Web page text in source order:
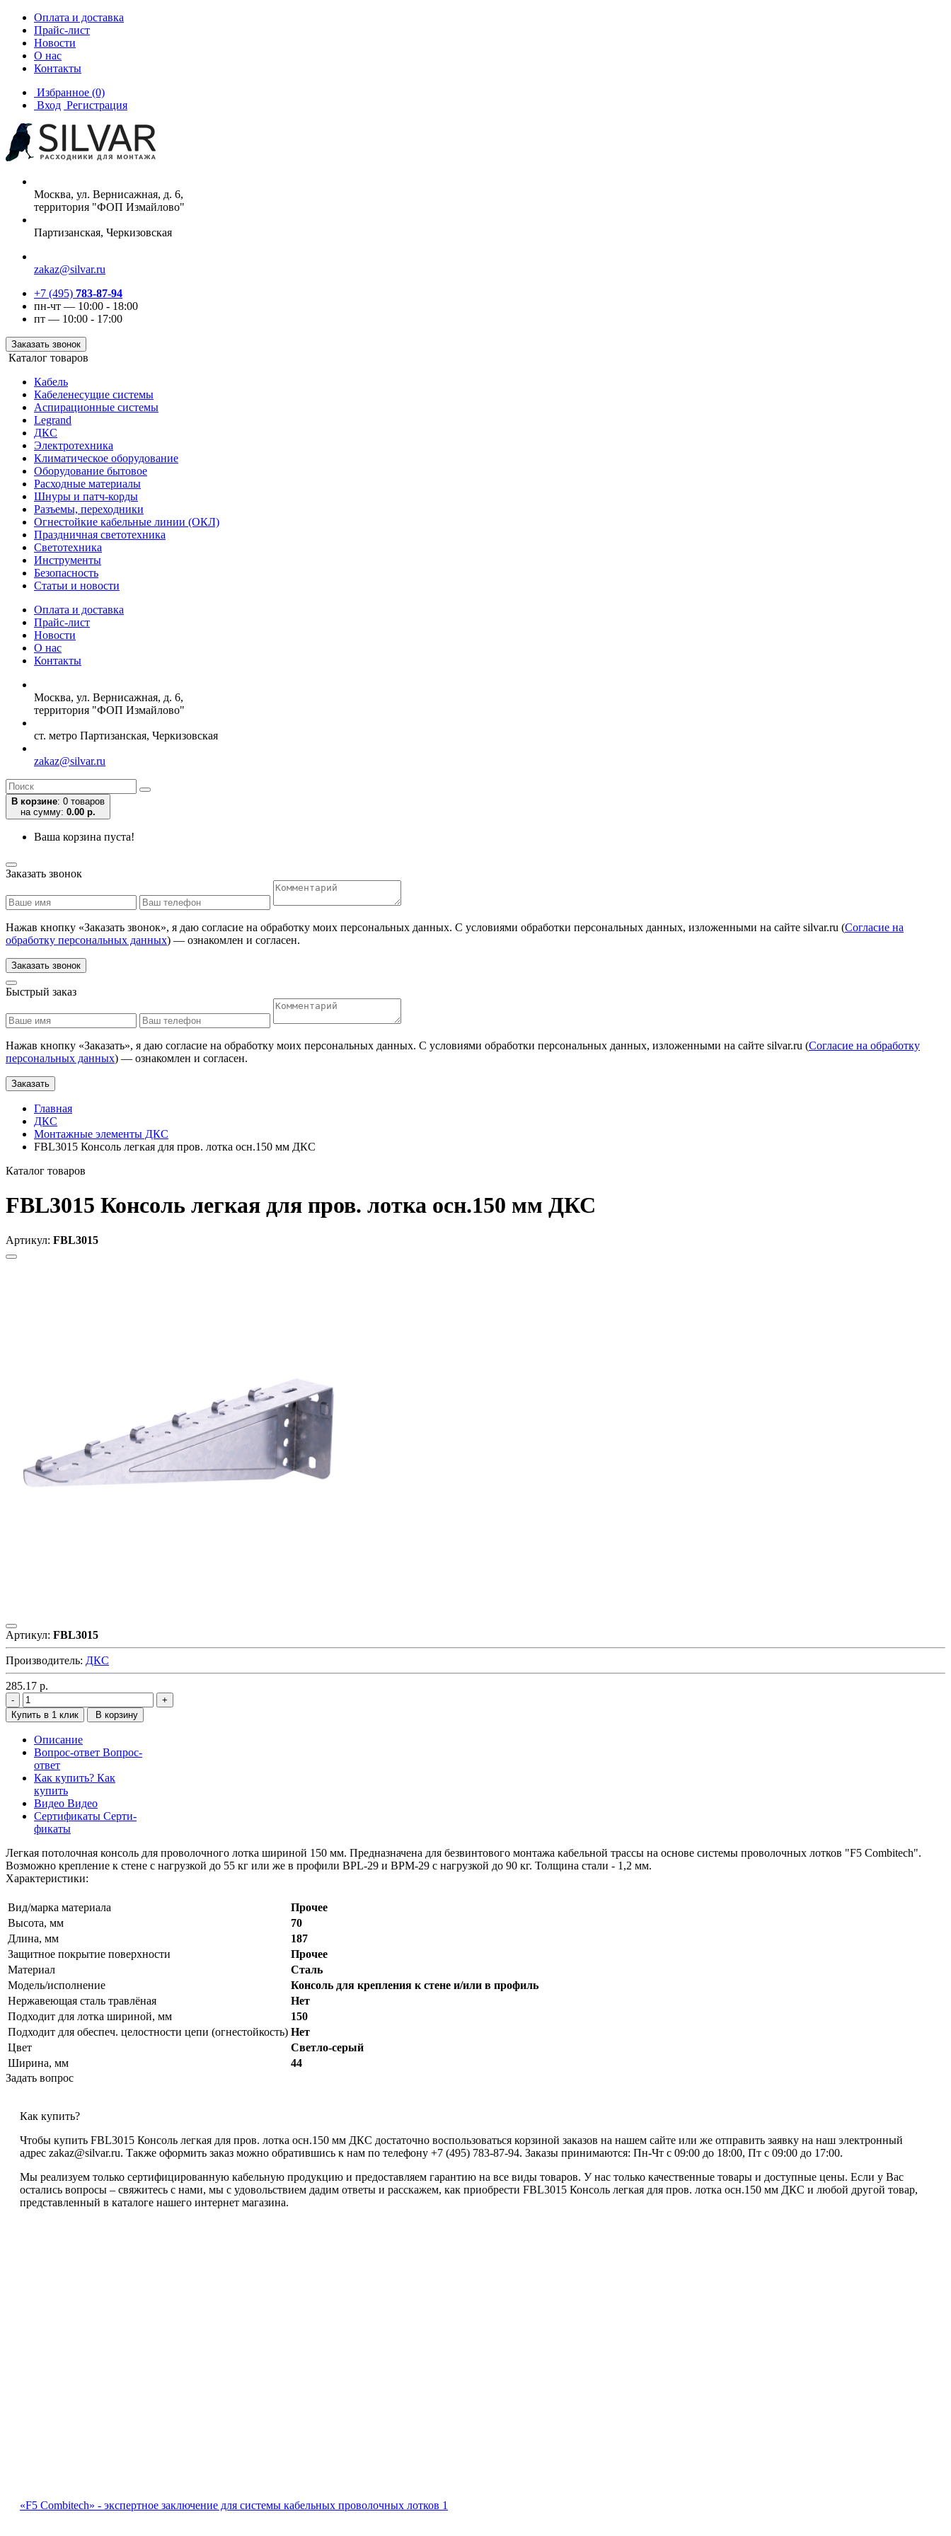
Оплата и доставка
Прайс-лист
Новости
О нас
Контакты
Избранное (0)
Вход Регистрация
Москва, ул. Вернисажная, д. 6,
территория "ФОП Измайлово"
Партизанская, Черкизовская
zakaz@silvar.ru
+7 (495) 783-87-94
пн-чт — 10:00 - 18:00
пт — 10:00 - 17:00
Заказать звонок
Каталог товаров
Кабель
Кабеленесущие системы
Аспирационные системы
Legrand
ДКС
Электротехника
Климатическое оборудование
Оборудование бытовое
Расходные материалы
Шнуры и патч-корды
Разъемы, переходники
Огнестойкие кабельные линии (ОКЛ)
Праздничная светотехника
Светотехника
Инструменты
Безопасность
Статьи и новости
Оплата и доставка
Прайс-лист
Новости
О нас
Контакты
Москва, ул. Вернисажная, д. 6,
территория "ФОП Измайлово"
ст. метро Партизанская, Черкизовская
zakaz@silvar.ru
В корзине: 0 товаров
на сумму: 0.00 р.
Ваша корзина пуста!
Заказать звонок
Нажав кнопку «Заказать звонок», я даю согласие на обработку моих персональных данных. С условиями обработки персональных данных, изложенными на сайте silvar.ru (Согласие на
обработку персональных данных) — ознакомлен и согласен.
Заказать звонок
Быстрый заказ
Нажав кнопку «Заказать», я даю согласие на обработку моих персональных данных. С условиями обработки персональных данных, изложенными на сайте silvar.ru (Согласие на обработку
персональных данных) — ознакомлен и согласен.
Заказать
Главная
ДКС
Монтажные элементы ДКС
FBL3015 Консоль легкая для пров. лотка осн.150 мм ДКС
Каталог товаров
FBL3015 Консоль легкая для пров. лотка осн.150 мм ДКС
Артикул: FBL3015
Артикул: FBL3015
Производитель: ДКС
285.17 р.
Купить в 1 клик В корзину
Описание
Вопрос-ответ Вопрос-
ответ
Как купить? Как
купить
Видео Видео
Сертификаты Серти-
фикаты
Легкая потолочная консоль для проволочного лотка шириной 150 мм. Предназначена для безвинтового монтажа кабельной трассы на основе системы проволочных лотков "F5 Combitech".
Возможно крепление к стене с нагрузкой до 55 кг или же в профили BPL-29 и BPM-29 с нагрузкой до 90 кг. Толщина стали - 1,2 мм.
Характеристики:
Вид/марка материала
Прочее
Высота, мм
70
Длина, мм
187
Защитное покрытие поверхности
Прочее
Материал
Сталь
Модель/исполнение
Консоль для крепления к стене и/или в профиль
Нержавеющая сталь травлёная
Нет
Подходит для лотка шириной, мм
150
Подходит для обеспеч. целостности цепи (огнестойкость) Нет
Цвет
Светло-серый
Ширина, мм
44
Задать вопрос
Как купить?
Чтобы купить FBL3015 Консоль легкая для пров. лотка осн.150 мм ДКС достаточно воспользоваться корзиной заказов на нашем сайте или же отправить заявку на наш электронный
адрес zakaz@silvar.ru. Также оформить заказ можно обратившись к нам по телефону +7 (495) 783-87-94. Заказы принимаются: Пн-Чт с 09:00 до 18:00, Пт с 09:00 до 17:00.
Мы реализуем только сертифицированную кабельную продукцию и предоставляем гарантию на все виды товаров. У нас только качественные товары и доступные цены. Если у Вас
остались вопросы – свяжитесь с нами, мы с удовольствием дадим ответы и расскажем, как приобрести FBL3015 Консоль легкая для пров. лотка осн.150 мм ДКС и любой другой товар,
представленный в каталоге нашего интернет магазина.
«F5 Combitech» - экспертное заключение для системы кабельных проволочных лотков 1